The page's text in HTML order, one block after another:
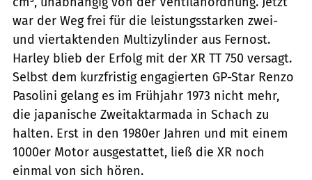
war der Weg frei für die leistungsstarken zwei-
und viertaktenden Multizylinder aus Fernost.
Harley blieb der Erfolg mit der XR TT 750 versagt.
Selbst dem kurzfristig engagierten GP-Star Renzo
Pasolini gelang es im Frühjahr 1973 nicht mehr,
die japanische Zweitaktarmada in Schach zu
halten. Erst in den 1980er Jahren und mit einem
1000er Motor ausgestattet, ließ die XR noch
einmal von sich hören.